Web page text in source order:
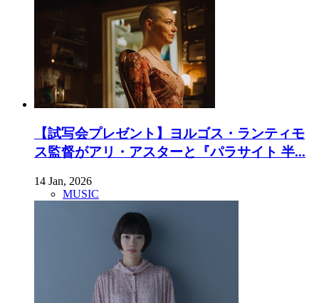
【試写会プレゼント】ヨルゴス・ランティモ
ス監督がアリ・アスターと『パラサイト 半...
14 Jan, 2026
MUSIC